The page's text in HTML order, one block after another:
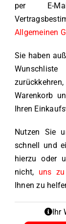
per E-
Allgemeinen
Sie haben
Warenkorb
Ihren
Nutzen Sie
schnell und
hierzu oder
nicht, uns
Ihnen zu
Ihr